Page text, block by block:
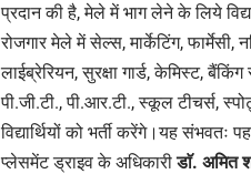
प्रदान की है, मेले में भाग लेने के लिये
रोजगार मेले में सेल्स, मार्केटिंग,
लाईब्रेरियन, सुरक्षा गार्ड, केमिस्ट,
पी.जी.टी., पी.आर.टी., स्कूल टीचर्स,
विद्यार्थियों को भर्ती करेंगे।यह संभवतः
प्लेसमेंट ड्राइव के अधिकारीडाॅ. अमित